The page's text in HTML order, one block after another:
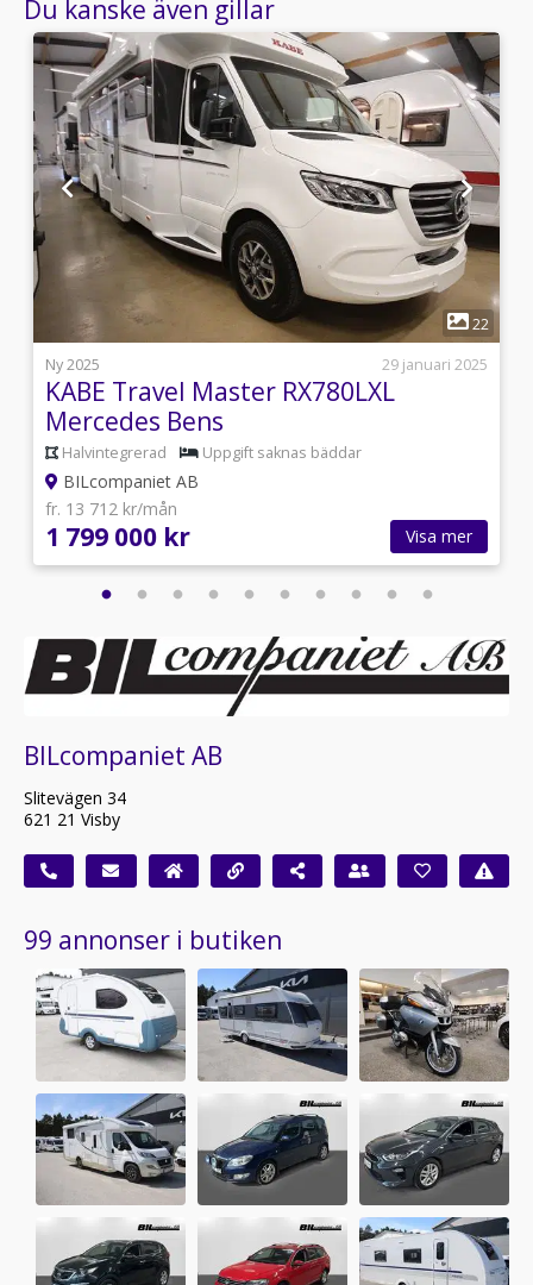
Du kanske även gillar
1
22
Ny 2025
29 januari 2025
KABE Travel Master RX780LXL
Mercedes Bens
Halvintegrerad Uppgift saknas bäddar
BILcompaniet AB
fr. 13 712 kr/mån
1 799 000 kr Visa mer
BILcompaniet AB
Slitevägen 34
621 21 Visby
99 annonser i butiken